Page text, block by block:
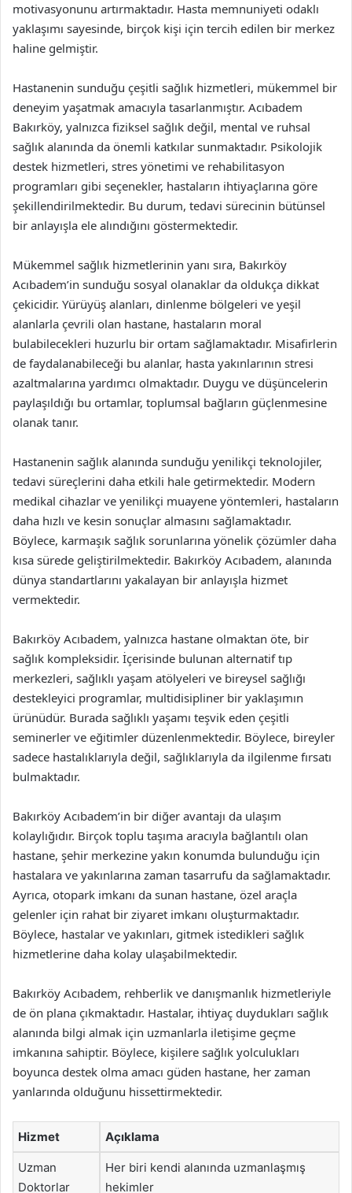
motivasyonunu artırmaktadır. Hasta memnuniyeti odaklı
yaklaşımı sayesinde, birçok kişi için tercih edilen bir merkez
haline gelmiştir.
Hastanenin sunduğu çeşitli sağlık hizmetleri, mükemmel bir
deneyim yaşatmak amacıyla tasarlanmıştır. Acıbadem
Bakırköy, yalnızca fiziksel sağlık değil, mental ve ruhsal
sağlık alanında da önemli katkılar sunmaktadır. Psikolojik
destek hizmetleri, stres yönetimi ve rehabilitasyon
programları gibi seçenekler, hastaların ihtiyaçlarına göre
şekillendirilmektedir. Bu durum, tedavi sürecinin bütünsel
bir anlayışla ele alındığını göstermektedir.
Mükemmel sağlık hizmetlerinin yanı sıra, Bakırköy
Acıbadem’in sunduğu sosyal olanaklar da oldukça dikkat
çekicidir. Yürüyüş alanları, dinlenme bölgeleri ve yeşil
alanlarla çevrili olan hastane, hastaların moral
bulabilecekleri huzurlu bir ortam sağlamaktadır. Misafirlerin
de faydalanabileceği bu alanlar, hasta yakınlarının stresi
azaltmalarına yardımcı olmaktadır. Duygu ve düşüncelerin
paylaşıldığı bu ortamlar, toplumsal bağların güçlenmesine
olanak tanır.
Hastanenin sağlık alanında sunduğu yenilikçi teknolojiler,
tedavi süreçlerini daha etkili hale getirmektedir. Modern
medikal cihazlar ve yenilikçi muayene yöntemleri, hastaların
daha hızlı ve kesin sonuçlar almasını sağlamaktadır.
Böylece, karmaşık sağlık sorunlarına yönelik çözümler daha
kısa sürede geliştirilmektedir. Bakırköy Acıbadem, alanında
dünya standartlarını yakalayan bir anlayışla hizmet
vermektedir.
Bakırköy Acıbadem, yalnızca hastane olmaktan öte, bir
sağlık kompleksidir. İçerisinde bulunan alternatif tıp
merkezleri, sağlıklı yaşam atölyeleri ve bireysel sağlığı
destekleyici programlar, multidisipliner bir yaklaşımın
ürünüdür. Burada sağlıklı yaşamı teşvik eden çeşitli
seminerler ve eğitimler düzenlenmektedir. Böylece, bireyler
sadece hastalıklarıyla değil, sağlıklarıyla da ilgilenme fırsatı
bulmaktadır.
Bakırköy Acıbadem’in bir diğer avantajı da ulaşım
kolaylığıdır. Birçok toplu taşıma aracıyla bağlantılı olan
hastane, şehir merkezine yakın konumda bulunduğu için
hastalara ve yakınlarına zaman tasarrufu da sağlamaktadır.
Ayrıca, otopark imkanı da sunan hastane, özel araçla
gelenler için rahat bir ziyaret imkanı oluşturmaktadır.
Böylece, hastalar ve yakınları, gitmek istedikleri sağlık
hizmetlerine daha kolay ulaşabilmektedir.
Bakırköy Acıbadem, rehberlik ve danışmanlık hizmetleriyle
de ön plana çıkmaktadır. Hastalar, ihtiyaç duydukları sağlık
alanında bilgi almak için uzmanlarla iletişime geçme
imkanına sahiptir. Böylece, kişilere sağlık yolculukları
boyunca destek olma amacı güden hastane, her zaman
yanlarında olduğunu hissettirmektedir.
Hizmet Açıklama
Uzman
Doktorlar
Her biri kendi alanında uzmanlaşmış
hekimler